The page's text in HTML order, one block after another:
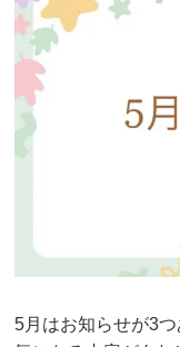
5月はお知らせが3